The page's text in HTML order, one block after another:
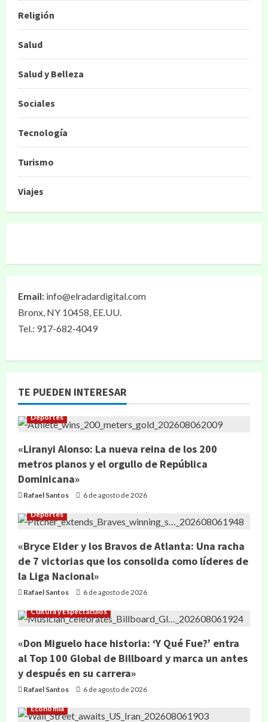
Religión
Salud
Salud y Belleza
Sociales
Tecnología
Turismo
Viajes
Email: info@elradardigital.com
Bronx, NY 10458, EE.UU.
Tel.: 917-682-4049
TE PUEDEN INTERESAR
Deportes
«Liranyi Alonso: La nueva reina de los 200
metros planos y el orgullo de República
Dominicana»
Rafael Santos 6 de agosto de 2026
Deportes
«Bryce Elder y los Bravos de Atlanta: Una racha
de 7 victorias que los consolida como líderes de
la Liga Nacional»
Rafael Santos 6 de agosto de 2026
Cultura y Espectáculos
«Don Miguelo hace historia: ‘Y Qué Fue?’ entra
al Top 100 Global de Billboard y marca un antes
y después en su carrera»
Rafael Santos 6 de agosto de 2026
Economía